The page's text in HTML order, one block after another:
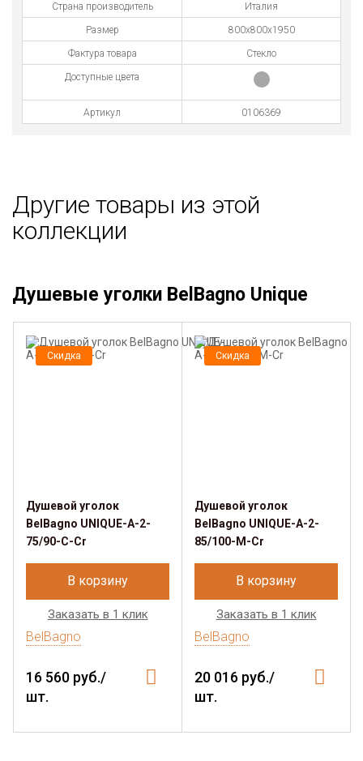
Страна производитель Италия
Размер 800х800х1950
Фактура товара Стекло
Доступные цвета
Артикул 0106369
Другие товары из этой
коллекции
Душевые уголки BelBagno Unique
Скидка
Душевой уголок
BelBagno UNIQUE-A-2-
75/90-C-Cr
В корзину
Заказать в 1 клик
BelBagno
16 560 руб./
шт.
Скидка
Душевой уголок
BelBagno UNIQUE-A-2-
85/100-M-Cr
В корзину
Заказать в 1 клик
BelBagno
20 016 руб./
шт.